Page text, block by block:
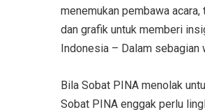
menemukan pembawa
dan grafik untuk memberi
Indonesia – Dalam
Bila Sobat PINA menolak
Sobat PINA enggak perlu